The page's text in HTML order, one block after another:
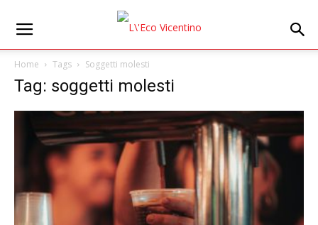
Home Tags Soggetti molesti
Tag: soggetti molesti